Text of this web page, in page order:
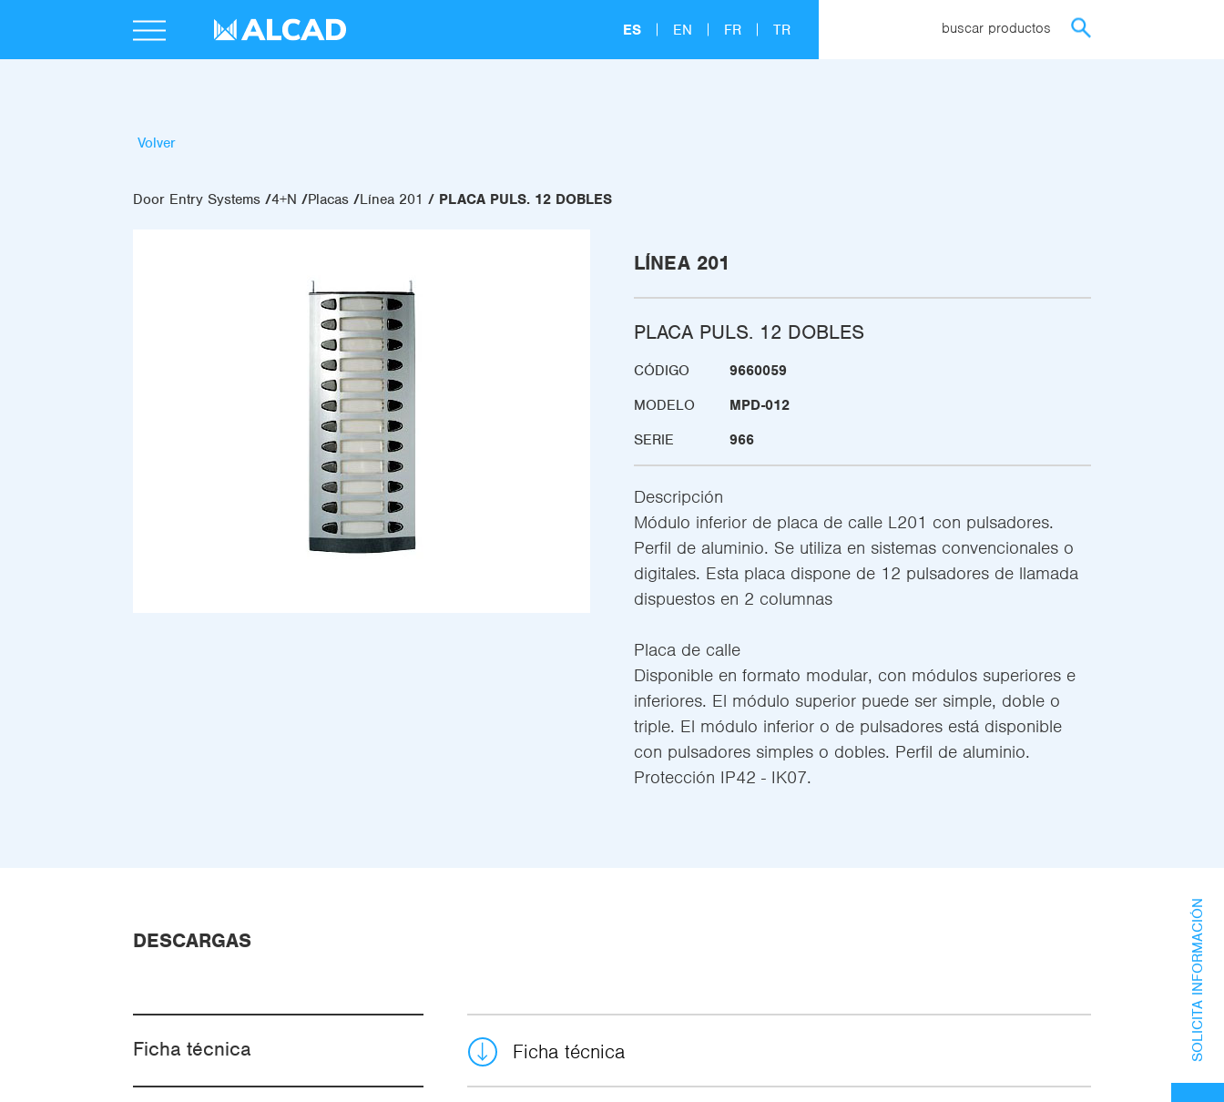
ES EN FR TR buscar productos
Volver
Door Entry Systems 4+N Placas Línea 201 PLACA PULS. 12 DOBLES
LÍNEA 201
PLACA PULS. 12 DOBLES
CÓDIGO
9660059
MODELO
MPD-012
SERIE
966
Descripción
Módulo inferior de placa de calle L201 con pulsadores.
Perfil de aluminio. Se utiliza en sistemas convencionales o
digitales. Esta placa dispone de 12 pulsadores de llamada
dispuestos en 2 columnas
Placa de calle
Disponible en formato modular, con módulos superiores e
inferiores. El módulo superior puede ser simple, doble o
triple. El módulo inferior o de pulsadores está disponible
con pulsadores simples o dobles. Perfil de aluminio.
Protección IP42 - IK07.
DESCARGAS
Ficha técnica Ficha técnica SOLICITA INFORMACIÓN